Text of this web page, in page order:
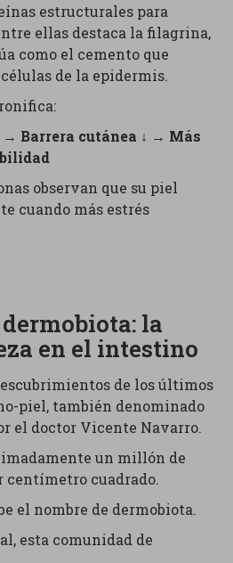
estructurales para
ellas destaca la filagrina,
como el cemento que
de la epidermis.
Barrera cutánea ↓ → Más
observan que su piel
cuando más estrés
la
en el intestino
de los últimos
piel, también denominado
el doctor Vicente Navarro.
un millón de
centímetro cuadrado.
el nombre de dermobiota.
esta comunidad de